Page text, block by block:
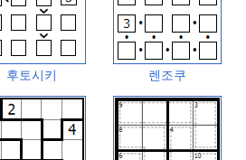
후토시키 렌조쿠